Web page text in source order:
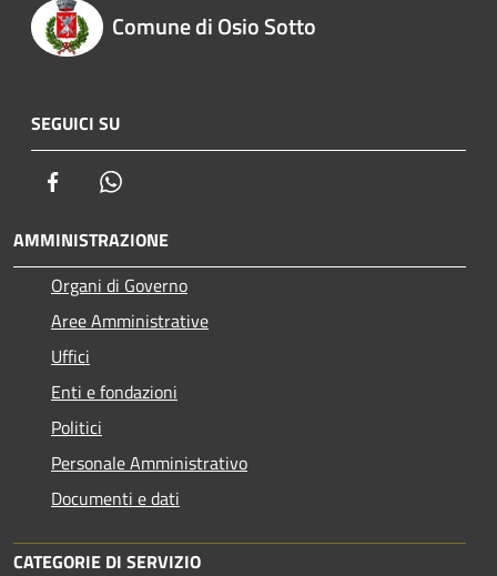
Comune di Osio Sotto
SEGUICI SU
Facebook
AMMINISTRAZIONE
Organi di Governo
Aree Amministrative
Uffici
Enti e fondazioni
Politici
Personale Amministrativo
Documenti e dati
CATEGORIE DI SERVIZIO